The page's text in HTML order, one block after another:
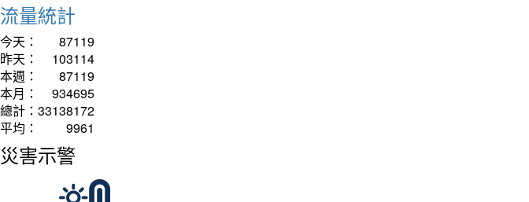
流量統計
今天：
87119
昨天：
103114
本週：
87119
本月：
934695
總計： 33138172
平均：
9961
災害示警